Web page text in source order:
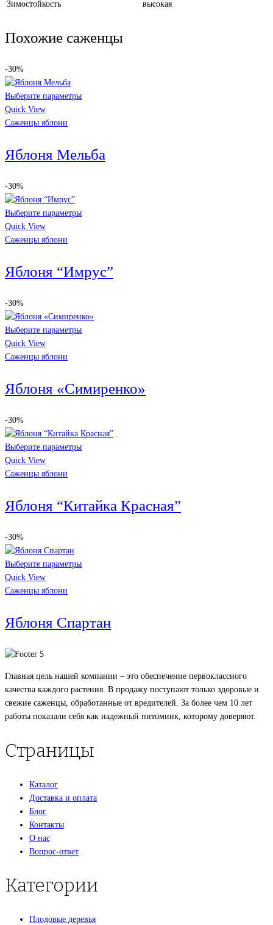
Зимостойкость высокая
Похожие саженцы
-30%
Выберите параметры
Quick View
Саженцы яблони
Яблоня Мельба
-30%
Выберите параметры
Quick View
Саженцы яблони
Яблоня “Имрус”
-30%
Выберите параметры
Quick View
Саженцы яблони
Яблоня «Симиренко»
-30%
Выберите параметры
Quick View
Саженцы яблони
Яблоня “Китайка Красная”
-30%
Выберите параметры
Quick View
Саженцы яблони
Яблоня Спартан
Главная цель нашей компании – это обеспечение первоклассного
качества каждого растения. В продажу поступают только здоровые и
свежие саженцы, обработанные от вредителей. За более чем 10 лет
работы показали себя как надежный питомник, которому доверяют.
Страницы
Каталог
Доставка и оплата
Блог
Контакты
О нас
Вопрос-ответ
Категории
Плодовые деревья